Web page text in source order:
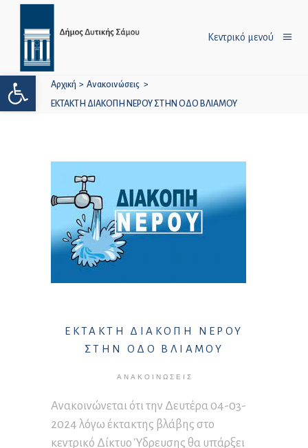
Ανοίξτε τη γραμμή εργαλείων
Κεντρικό μενού
Αρχική > Ανακοινώσεις >
ΕΚΤΑΚΤΗ ΔΙΑΚΟΠΗ ΝΕΡΟΥ ΣΤΗΝ ΟΔΟ ΒΛΙΑΜΟΥ
ΕΚΤΑΚΤΗ ΔΙΑΚΟΠΗ ΝΕΡΟΥ
ΣΤΗΝ ΟΔΟ ΒΛΙΑΜΟΥ
ΑΝΑΚΟΙΝΏΣΕΙΣ
Ανακοινώνεται ότι την Δευτέρα 04-03-
2024 λόγω έκτακτης βλάβης στο
κεντρικό Δίκτυο Ύδρευσης θα υπάρξει